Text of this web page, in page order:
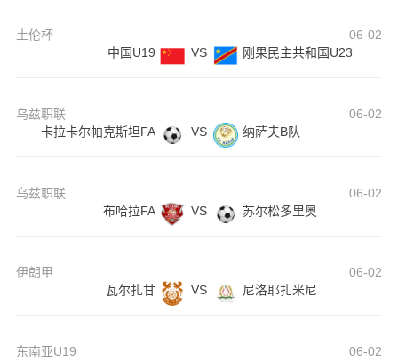
土伦杯
06-02
中国U19
VS 刚果民主共和国U23
乌兹职联
06-02
卡拉卡尔帕克斯坦FA
VS 纳萨夫B队
乌兹职联
06-02
布哈拉FA
VS 苏尔松多里奥
伊朗甲
06-02
瓦尔扎甘
VS 尼洛耶扎米尼
东南亚U19
06-02